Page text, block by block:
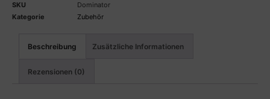
SKU
Dominator
Kategorie
Zubehör
Beschreibung Zusätzliche Informationen
Rezensionen (0)